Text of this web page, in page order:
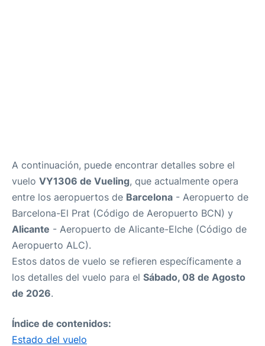
A continuación, puede encontrar detalles sobre el
vuelo VY1306 de Vueling, que actualmente opera
entre los aeropuertos de Barcelona - Aeropuerto de
Barcelona-El Prat (Código de Aeropuerto BCN) y
Alicante - Aeropuerto de Alicante-Elche (Código de
Aeropuerto ALC).
Estos datos de vuelo se refieren específicamente a
los detalles del vuelo para el Sábado, 08 de Agosto
de 2026.
Índice de contenidos:
Estado del vuelo